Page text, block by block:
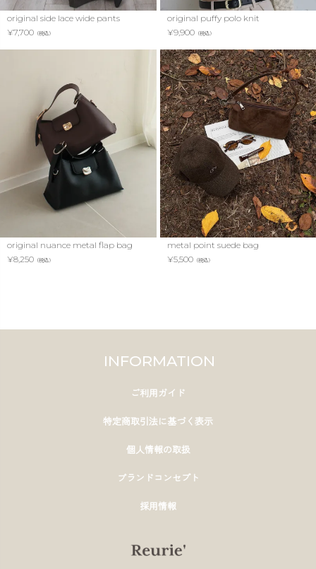
original side lace wide pants
¥7,700 （税込）
original puffy polo knit
¥9,900（税込）
original nuance metal flap bag
¥8,250 （税込）
metal point suede bag
¥5,500（税込）
INFORMATION
ご利用ガイド
特定商取引法に基づく表示
個人情報の取扱
ブランドコンセプト
採用情報